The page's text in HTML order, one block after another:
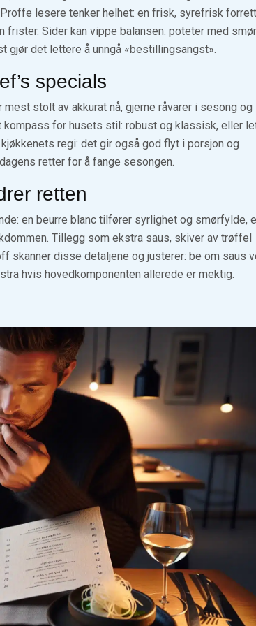
lesere tenker helhet: en frisk, syrefrisk forrett
Sider kan vippe balansen: poteter med
gjør det lettere å unngå «bestillingsangst».
specials
stolt av akkurat nå, gjerne råvarer i sesong og
kompass for husets stil: robust og klassisk, eller
regi: det gir også god flyt i porsjon og
retter for å fange sesongen.
retten
en beurre blanc tilfører syrlighet og smørfylde,
Tillegg som ekstra saus, skiver av trøffel
skanner disse detaljene og justerer: be om saus
hvis hovedkomponenten allerede er mektig.